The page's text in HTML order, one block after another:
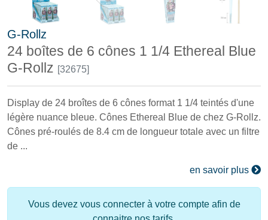
G-Rollz
24 boîtes de 6 cônes 1 1/4 Ethereal Blue
G-Rollz [32675]
Display de 24 broîtes de 6 cônes format 1 1/4 teintés d'une
légère nuance bleue. Cônes Ethereal Blue de chez G-Rollz.
Cônes pré-roulés de 8.4 cm de longueur totale avec un filtre
de ...
en savoir plus
Vous devez vous connecter à votre compte afin de